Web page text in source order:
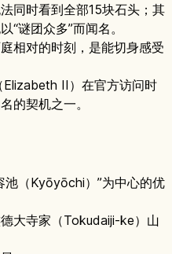
同时看到全部15块石头；其
“谜团众多”而闻名。
相对的时刻，是能切身感受
II）在官方访问时
的契机之一。
池（Kyōyōchi）”为中心的优
大寺家（Tokudaiji-ke）山